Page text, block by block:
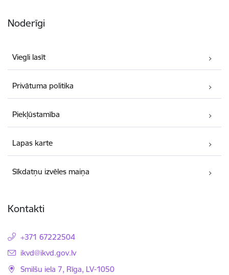
Noderīgi
Viegli lasīt
Privātuma politika
Piekļūstamība
Lapas karte
Sīkdatņu izvēles maiņa
Kontakti
+371 67222504
E-pasts:
ikvd@ikvd.gov.lv
Smilšu iela 7, Rīga, LV-1050